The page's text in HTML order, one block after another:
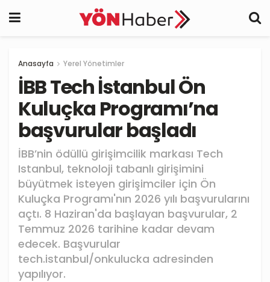
Anasayfa Yerel Yönetimler
İBB Tech İstanbul Ön
Kuluçka Programı’na
başvurular başladı
İBB’nin ödüllü girişimcilik markası Tech
Istanbul, teknoloji tabanlı girişimini
büyütmek isteyen girişimciler için Ön
Kuluçka Programı'nın 2026 yılı başvurularını
açtı. 8 Haziran'da başlayan başvurular, 2
Temmuz 2026 tarihine kadar devam
edecek. Başvurular
tech.istanbul/onkulucka adresinden
yapılıyor.